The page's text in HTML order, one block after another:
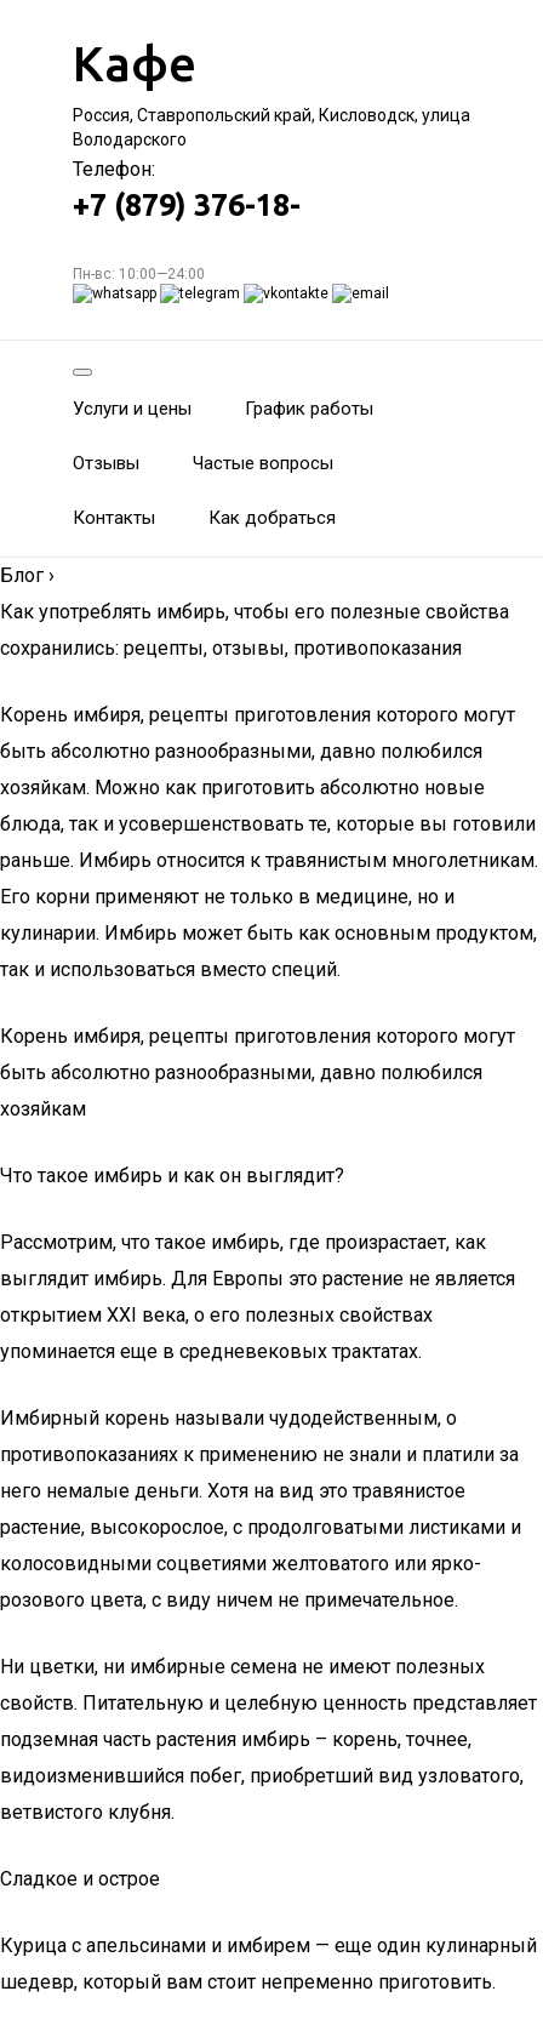
Кафе
Россия, Ставропольский край, Кисловодск, улица
Володарского
Телефон:
+7 (879) 376-18-
Пн-вс: 10:00—24:00
Услуги и цены График работы
Отзывы Частые вопросы
Контакты Как добраться
Блог ›
Как употреблять имбирь, чтобы его полезные свойства
сохранились: рецепты, отзывы, противопоказания
Корень имбиря, рецепты приготовления которого могут
быть абсолютно разнообразными, давно полюбился
хозяйкам. Можно как приготовить абсолютно новые
блюда, так и усовершенствовать те, которые вы готовили
раньше. Имбирь относится к травянистым многолетникам.
Его корни применяют не только в медицине, но и
кулинарии. Имбирь может быть как основным продуктом,
так и использоваться вместо специй.
Корень имбиря, рецепты приготовления которого могут
быть абсолютно разнообразными, давно полюбился
хозяйкам
Что такое имбирь и как он выглядит?
Рассмотрим, что такое имбирь, где произрастает, как
выглядит имбирь. Для Европы это растение не является
открытием XXI века, о его полезных свойствах
упоминается еще в средневековых трактатах.
Имбирный корень называли чудодейственным, о
противопоказаниях к применению не знали и платили за
него немалые деньги. Хотя на вид это травянистое
растение, высокорослое, с продолговатыми листиками и
колосовидными соцветиями желтоватого или ярко-
розового цвета, с виду ничем не примечательное.
Ни цветки, ни имбирные семена не имеют полезных
свойств. Питательную и целебную ценность представляет
подземная часть растения имбирь – корень, точнее,
видоизменившийся побег, приобретший вид узловатого,
ветвистого клубня.
Сладкое и острое
Курица с апельсинами и имбирем — еще один кулинарный
шедевр, который вам стоит непременно приготовить.